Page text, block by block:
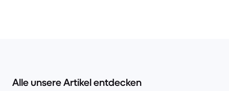
Alle unsere Artikel entdecken